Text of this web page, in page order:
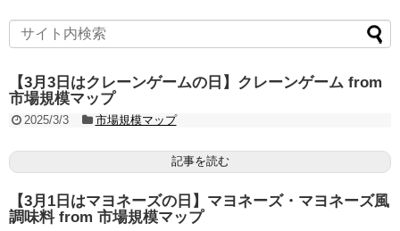
【3月3日はクレーンゲームの日】クレーンゲーム from
市場規模マップ
2025/3/3 市場規模マップ
記事を読む
【3月1日はマヨネーズの日】マヨネーズ・マヨネーズ風
調味料 from 市場規模マップ